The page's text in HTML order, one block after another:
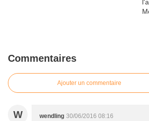
Commentaires
Ajouter un commentaire
W wendling 30/06/2016 08:16